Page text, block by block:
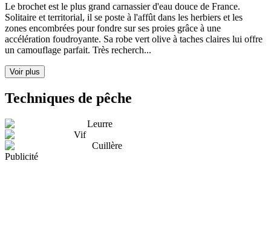
Le brochet est le plus grand carnassier d'eau douce de France.
Solitaire et territorial, il se poste à l'affût dans les herbiers et les
zones encombrées pour fondre sur ses proies grâce à une
accélération foudroyante. Sa robe vert olive à taches claires lui offre
un camouflage parfait. Très recherch...
Voir plus
Techniques de pêche
Leurre
Vif
Cuillère
Publicité